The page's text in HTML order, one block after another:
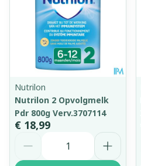
Nutrilon
Nutrilon 2 Opvolgmelk
Pdr 800g Verv.3707114
€ 18,99